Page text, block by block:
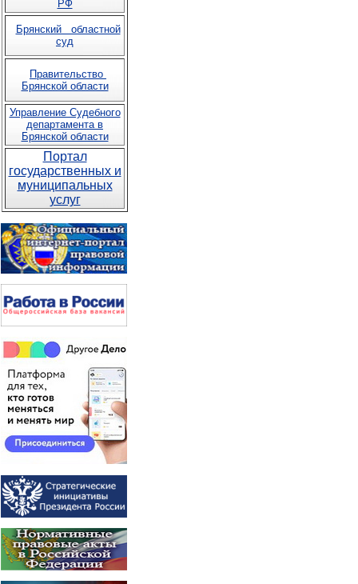
РФ
Брянский областной
суд
Правительство
Брянской области
Управление Судебного
департамента в
Брянской области
Портал
государственных и
муниципальных
услуг